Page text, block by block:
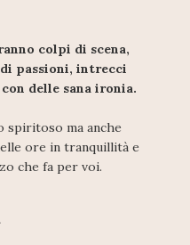
colpi di scena,
passioni, intrecci
delle sana ironia.
spiritoso ma anche
ore in tranquillità e
che fa per voi.